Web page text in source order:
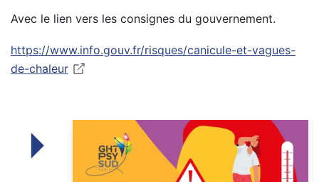
Avec le lien vers les consignes du gouvernement.
https://www.info.gouv.fr/risques/canicule-et-vagues-
de-chaleur